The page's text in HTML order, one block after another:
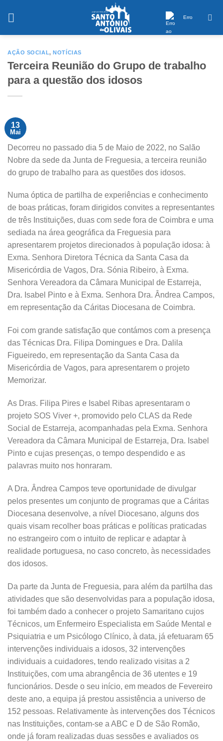
Erro
AÇÃO SOCIAL,NOTÍCIAS
Terceira Reunião do Grupo de trabalho
para a questão dos idosos
13
Mai
Decorreu no passado dia 5 de Maio de 2022, no Salão
Nobre da sede da Junta de Freguesia, a terceira reunião
do grupo de trabalho para as questões dos idosos.
Numa óptica de partilha de experiências e conhecimento
de boas práticas, foram dirigidos convites a representantes
de três Instituições, duas com sede fora de Coimbra e uma
sediada na área geográfica da Freguesia para
apresentarem projetos direcionados à população idosa: à
Exma. Senhora Diretora Técnica da Santa Casa da
Misericórdia de Vagos, Dra. Sónia Ribeiro, à Exma.
Senhora Vereadora da Câmara Municipal de Estarreja,
Dra. Isabel Pinto e à Exma. Senhora Dra. Ândrea Campos,
em representação da Cáritas Diocesana de Coimbra.
Foi com grande satisfação que contámos com a presença
das Técnicas Dra. Filipa Domingues e Dra. Dalila
Figueiredo, em representação da Santa Casa da
Misericórdia de Vagos, para apresentarem o projeto
Memorizar.
As Dras. Filipa Pires e Isabel Ribas apresentaram o
projeto SOS Viver +, promovido pelo CLAS da Rede
Social de Estarreja, acompanhadas pela Exma. Senhora
Vereadora da Câmara Municipal de Estarreja, Dra. Isabel
Pinto e cujas presenças, o tempo despendido e as
palavras muito nos honraram.
A Dra. Ândrea Campos teve oportunidade de divulgar
pelos presentes um conjunto de programas que a Cáritas
Diocesana desenvolve, a nível Diocesano, alguns dos
quais visam recolher boas práticas e políticas praticadas
no estrangeiro com o intuito de replicar e adaptar à
realidade portuguesa, no caso concreto, às necessidades
dos idosos.
Da parte da Junta de Freguesia, para além da partilha das
atividades que são desenvolvidas para a população idosa,
foi também dado a conhecer o projeto Samaritano cujos
Técnicos, um Enfermeiro Especialista em Saúde Mental e
Psiquiatria e um Psicólogo Clínico, à data, já efetuaram 65
intervenções individuais a idosos, 32 intervenções
individuais a cuidadores, tendo realizado visitas a 2
Instituições, com uma abrangência de 36 utentes e 19
funcionários. Desde o seu início, em meados de Fevereiro
deste ano, a equipa já prestou assistência a universo de
152 pessoas. Relativamente às intervenções dos Técnicos
nas Instituições, contam-se a ABC e D de São Romão,
onde já foram realizadas duas sessões e avaliados os